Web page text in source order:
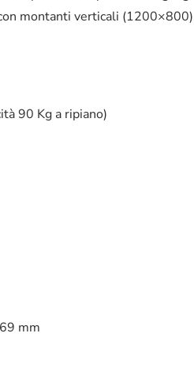
montanti verticali
90 Kg a ripiano)
mm